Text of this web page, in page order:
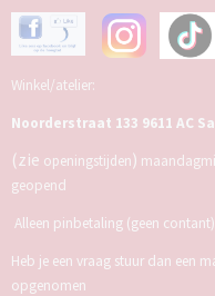
Winkel/atelier:
Noorderstraat 133 9611 AC
(zie openingstijden)
geopend
Alleen pinbetaling (geen contant)
Heb je een vraag stuur dan een
opgenomen